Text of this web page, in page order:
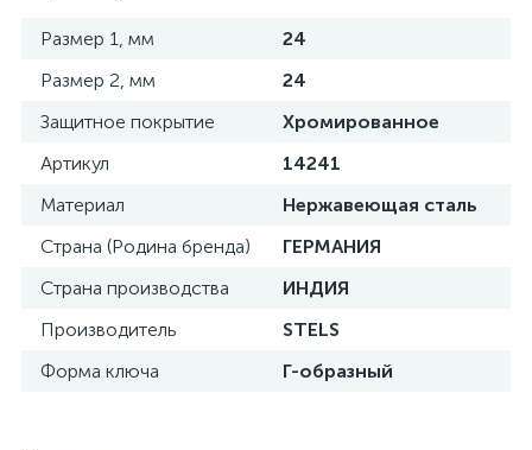
Размер 1, мм
24
Размер 2, мм
24
Защитное покрытие
Хромированное
Артикул
14241
Материал
Нержавеющая сталь
Страна (Родина бренда)
ГЕРМАНИЯ
Страна производства
ИНДИЯ
Производитель
STELS
Форма ключа
Г-образный